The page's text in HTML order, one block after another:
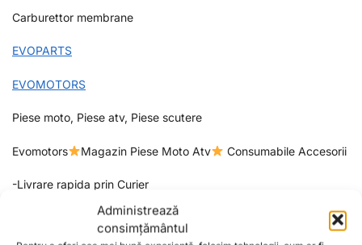
Administrează
consimțământul
Carburettor membrane
EVOPARTS
EVOMOTORS
Piese moto, Piese atv, Piese scutere
Evomotors Magazin Piese Moto Atv Consumabile Accesorii
-Livrare rapida prin Curier
-Plata securizata cu cardul prin Stripe,Ramburs la Livrare sau
Virament bancar